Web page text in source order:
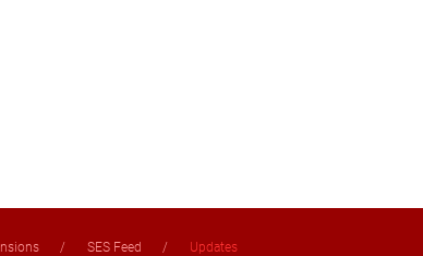
SES Feed Updates